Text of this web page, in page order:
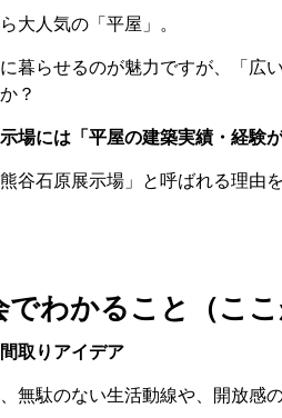
大人気の「平屋」。
暮らせるのが魅力ですが、「広
？
場には「平屋の建築実績・経験
熊谷石原展示場」と呼ばれる理由
でわかること（ここ
取りアイデア
無駄のない生活動線や、開放感